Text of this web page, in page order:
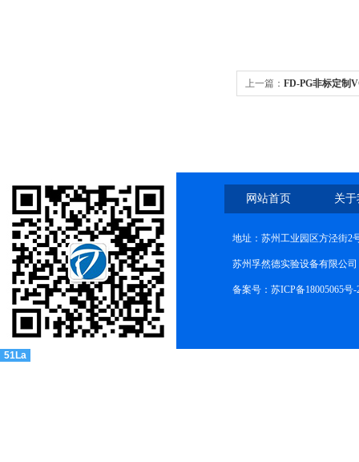
上一篇： FD-PG非标定制
网站首页 关
地址：苏州工业园区方泾街2
苏州孚然德实验设备有限公司
备案号：苏ICP备18005065号-
51La